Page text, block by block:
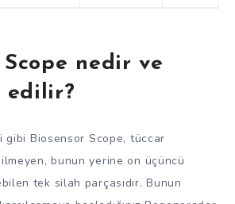
Scope nedir ve
edilir?
gibi Biosensor Scope, tüccar
bunun yerine on üçüncü
tek silah parçasıdır. Bunun